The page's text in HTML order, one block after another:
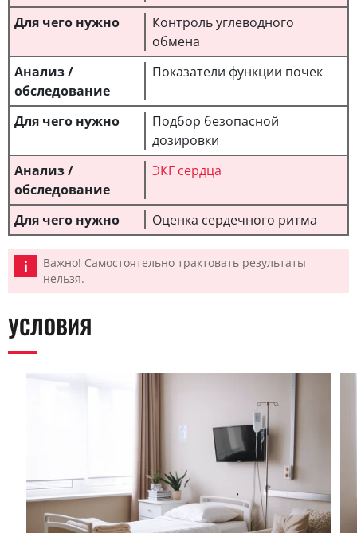
Контроль углеводного
обмена
Показатели функции почек
Подбор безопасной
дозировки
ЭКГ сердца
Оценка сердечного ритма
Важно! Самостоятельно трактовать результаты
нельзя.
УСЛОВИЯ